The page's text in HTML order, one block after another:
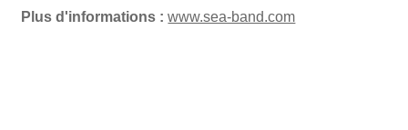
Plus d'informations : www.sea-band.com